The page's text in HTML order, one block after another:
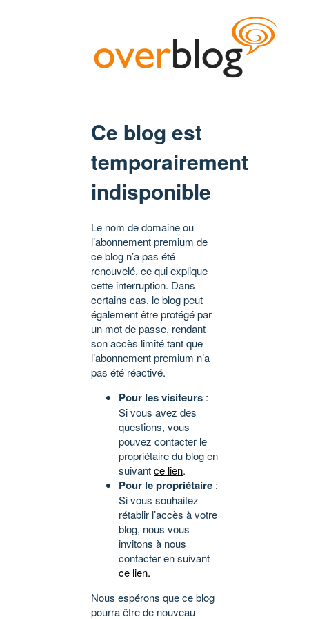
Ce blog est
temporairement
indisponible
Le nom de domaine ou
l’abonnement premium de
ce blog n’a pas été
renouvelé, ce qui explique
cette interruption. Dans
certains cas, le blog peut
également être protégé par
un mot de passe, rendant
son accès limité tant que
l’abonnement premium n’a
pas été réactivé.
Pour les visiteurs :
Si vous avez des
questions, vous
pouvez contacter le
propriétaire du blog en
suivantce lien.
Pour le propriétaire :
Si vous souhaitez
rétablir l’accès à votre
blog, nous vous
invitons à nous
contacter en suivant
ce lien.
Nous espérons que ce blog
pourra être de nouveau